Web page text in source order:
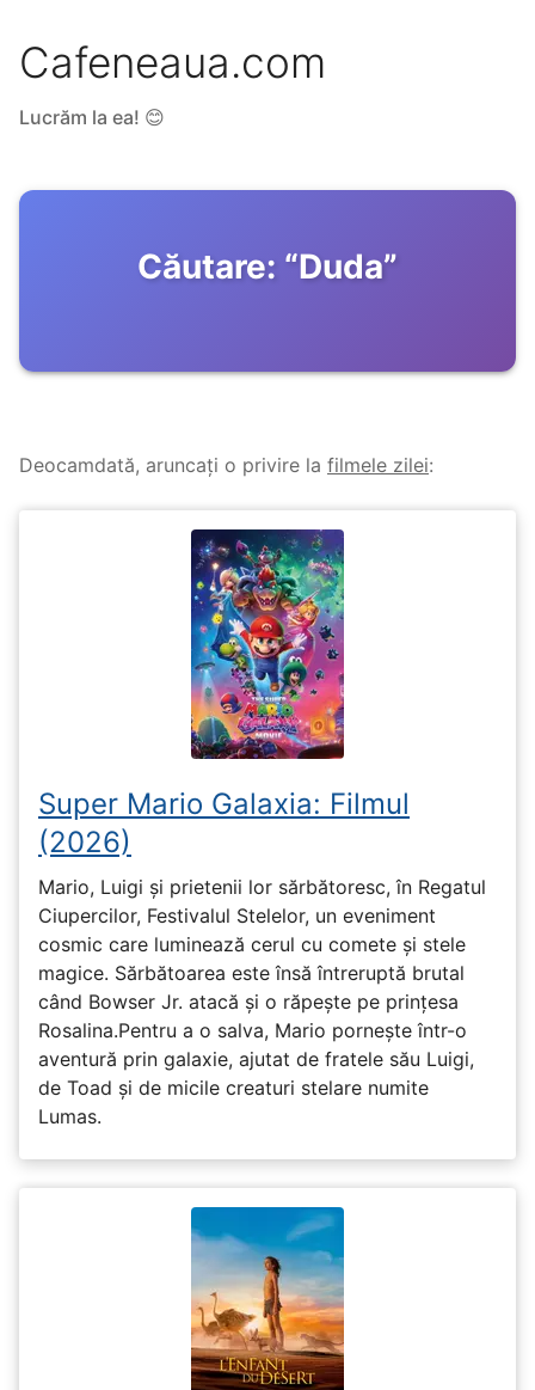
Cafeneaua.com
Lucrăm la ea! 😊
Căutare: “Duda”
Deocamdată, aruncați o privire la filmele zilei:
Super Mario Galaxia: Filmul
(2026)
Mario, Luigi și prietenii lor sărbătoresc, în Regatul
Ciupercilor, Festivalul Stelelor, un eveniment
cosmic care luminează cerul cu comete și stele
magice. Sărbătoarea este însă întreruptă brutal
când Bowser Jr. atacă și o răpește pe prinţesa
Rosalina.Pentru a o salva, Mario pornește într-o
aventură prin galaxie, ajutat de fratele său Luigi,
de Toad și de micile creaturi stelare numite
Lumas.